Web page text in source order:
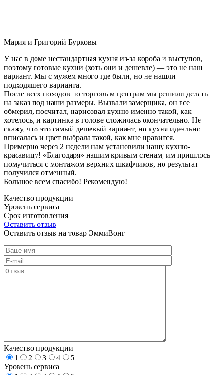
Мария и Григорий Бурковы
У нас в доме нестандартная кухня из-за короба и выступов,
поэтому готовые кухни (хоть они и дешевле) — это не наш
вариант. Мы с мужем много где были, но не нашли
подходящего варианта.
После всех походов по торговым центрам мы решили делать
на заказ под наши размеры. Вызвали замерщика, он все
обмерил, посчитал, нарисовал кухню именно такой, как
хотелось, и картинка в голове сложилась окончательно. Не
скажу, что это самый дешевый вариант, но кухня идеально
вписалась и цвет выбрала такой, как мне нравится.
Примерно через 2 недели нам установили нашу кухню-
красавицу! «Благодаря» нашим кривым стенам, им пришлось
помучиться с монтажом верхних шкафчиков, но результат
получился отменный.
Большое всем спасибо! Рекомендую!
Качество продукции
Уровень сервиса
Срок изготовления
Оставить отзыв
Оставить отзыв на товар ЭммиВонг
Качество продукции
1
2 3 4
5
Уровень сервиса